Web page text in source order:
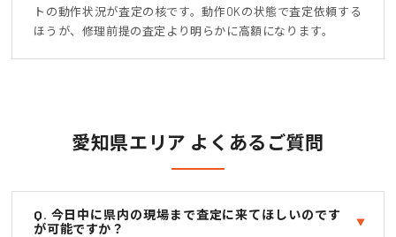
トの動作状況が査定の核です。動作OKの状態で査定依頼する
ほうが、修理前提の査定より明らかに高額になります。
愛知県エリア よくあるご質問
Q. 今日中に県内の現場まで査定に来てほしいのです
が可能ですか？